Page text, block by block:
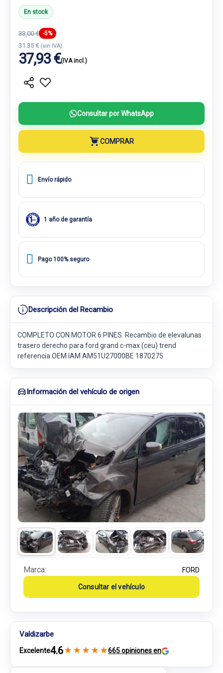
En stock
33,00 € -5%
31.35 € (sin IVA)
37,93 €(IVA incl.)
Consultar por WhatsApp
COMPRAR
Envío rápido
1 año de garantía
Pago 100% seguro
Descripción del Recambio
COMPLETO CON MOTOR 6 PINES. Recambio de elevalunas
trasero derecho para ford grand c-max (ceu) trend
referencia OEM IAM AM51U27000BE 1870275
Información del vehículo de origen
Marca: FORD
Consultar el vehículo
Valdizarbe
Excelente4.6★ ★ ★ ★ ★665 opiniones en